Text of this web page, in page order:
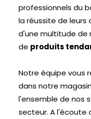
professionnels du
la réussite de leurs
d'une multitude de
de produits
Notre équipe vous
dans notre
l'ensemble de nos
secteur. A l'écoute